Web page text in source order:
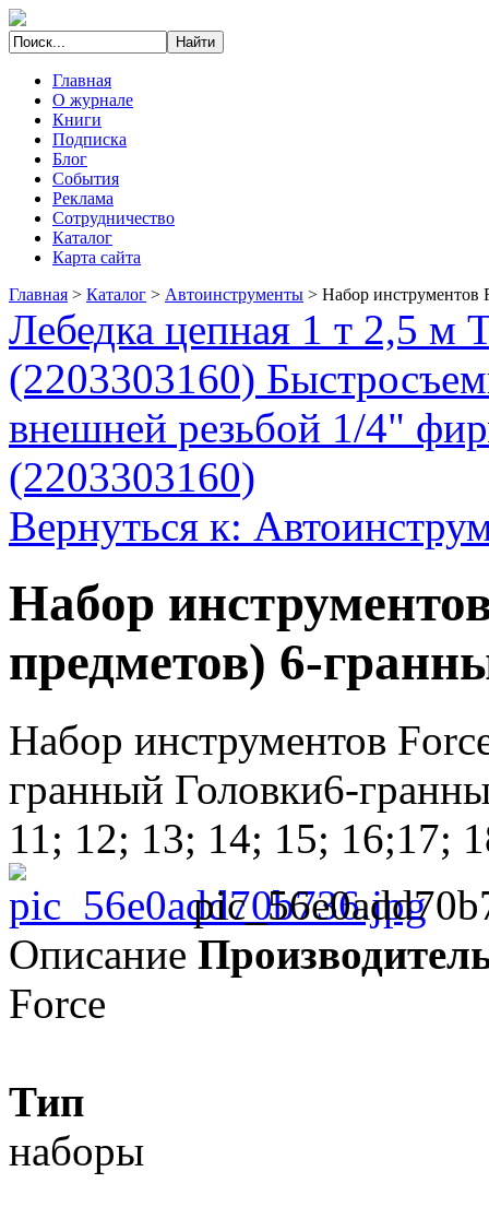
Главная
О журнале
Книги
Подписка
Блог
События
Реклама
Сотрудничество
Каталог
Карта сайта
Главная > Каталог > Автоинструменты > Набор инструментов
Лебедка цепная 1 т 2,5 м
(2203303160)
внешней резьбой 1/4"
(2203303160)
Вернуться к:
Набор
предметов) 6-
Набор инструментов
гранный Головки6-
11; 12; 13; 14; 15; 16;17;
Описание
Force
Тип
наборы